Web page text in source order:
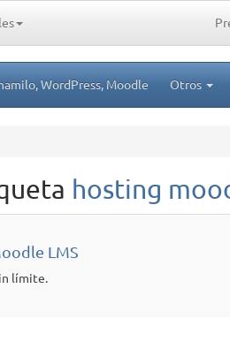
WordPress, Moodle Otros
hosting
LMS
límite.